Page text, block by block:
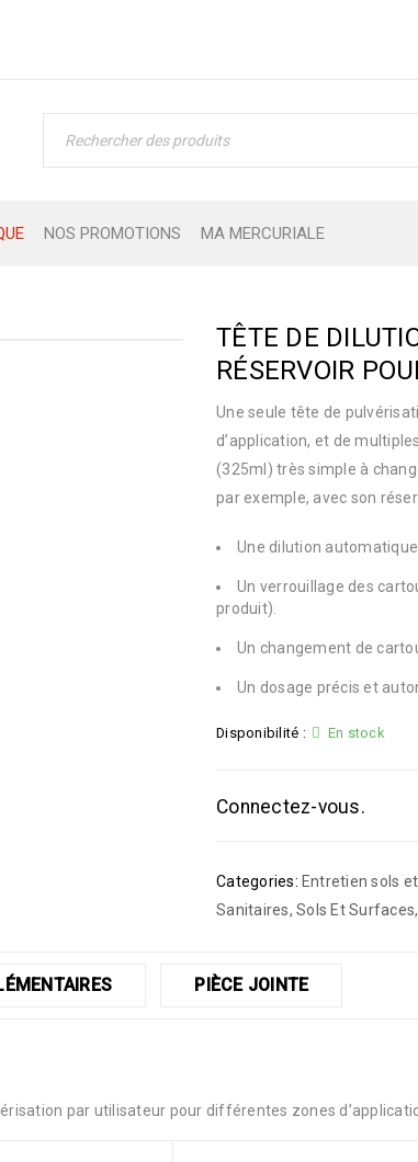
NOS PROMOTIONS MA MERCURIALE
TÊTE DE
RÉSERVOIR
Une seule tête de
d’application, et de
(325ml) très simple à
par exemple, avec son
Une dilution
Un verrouillage des
produit).
Un changement de
Un dosage précis et
Disponibilité : En stock
Connectez-vous.
Categories: Entretien sols
Sanitaires, Sols Et Surfaces
PIÈCE JOINTE
par utilisateur pour différentes zones